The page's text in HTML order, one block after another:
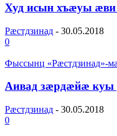
Худ исын хъæуы
Рæстдзинад - 30.05.2018
0
Фыссынц «Рæстдзинад»-
Аивад зæрдæйæ куы
Рæстдзинад - 30.05.2018
0